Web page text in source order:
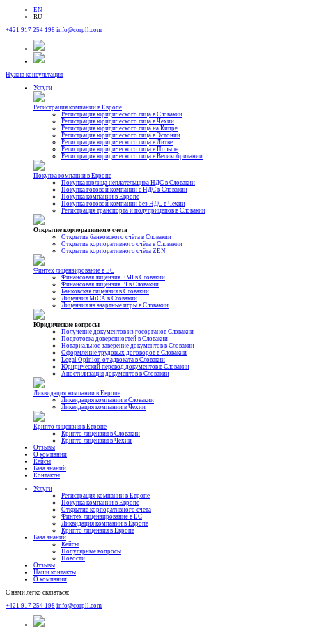
EN
RU
+421 917 254 198 info@corpll.com
Нужна консультация
Услуги
Регистрация компании в Европе
Регистрация юридического лица в Словакии
Регистрация юридического лица в Чехии
Регистрация юридического лица на Кипре
Регистрация юридического лица в Эстонии
Регистрация юридического лица в Литве
Регистрация юридического лица в Польше
Регистрация юридического лица в Великобритании
Покупка компании в Европе
Покупка юрлица неплательщика НДС в Словакии
Покупка готовой компании с НДС в Словакии
Покупка компании в Европе
Покупка готовой компании без НДС в Чехии
Регистрация транспорта и полуприцепов в Словакии
Открытие корпоративного счета
Открытие банковского счёта в Словакии
Открытие корпоративного счёта в Словакии
Открытие корпоративного счёта ZEN
Финтех лицензирование в ЕС
Финансовая лицензия EMI в Словакии
Финансовая лицензия PI в Словакии
Банковская лицензия в Словакии
Лицензия MiCA в Словакии
Лицензия на азартные игры в Словакии
Юридические вопросы
Получение документов из госорганов Словакии
Подготовка доверенностей в Словакии
Нотариальное заверение документов в Словакии
Оформление трудовых договоров в Словакии
Legal Opinion от адвоката в Словакии
Юридический перевод документов в Словакии
Апостилизация документов в Словакии
Ликвидация компании в Европе
Ликвидация компании в Словакии
Ликвидация компании в Чехии
Крипто лицензия в Европе
Крипто лицензия в Словакии
Крипто лицензия в Чехии
Отзывы
О компании
Кейсы
База знаний
Контакты
Услуги
Регистрация компании в Европе
Покупка компании в Европе
Открытие корпоративного счета
Финтех лицензирование в ЕС
Ликвидация компании в Европе
Крипто лицензия в Европе
База знаний
Кейсы
Популярные вопросы
Новости
Отзывы
Наши контакты
О компании
С нами легко связаться:
+421 917 254 198 info@corpll.com